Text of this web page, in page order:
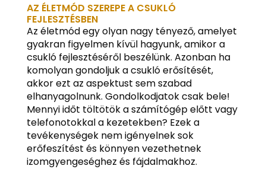
AZ ÉLETMÓD SZEREPE A CSUKLÓ
FEJLESZTÉSBEN
Az életmód egy olyan nagy tényező, amelyet
gyakran figyelmen kívül hagyunk, amikor a
csukló fejlesztéséről beszélünk. Azonban ha
komolyan gondoljuk a csukló erősítését,
akkor ezt az aspektust sem szabad
elhanyagolnunk. Gondolkodjatok csak bele!
Mennyi időt töltötök a számítógép előtt vagy
telefonotokkal a kezetekben? Ezek a
tevékenységek nem igényelnek sok
erőfeszítést és könnyen vezethetnek
izomgyengeséghez és fájdalmakhoz.